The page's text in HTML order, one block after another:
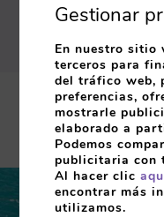
OFERTAS
Gestionar
En nuestro sitio
terceros para
del tráfico web,
preferencias,
mostrarle
elaborado a
Podemos
publicitaria con
Al hacer clic
encontrar más
utilizamos.